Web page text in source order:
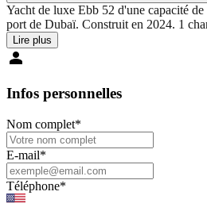
Yacht de luxe Ebb 52 d'une capacité de
port de Dubaï. Construit en 2024. 1
Lire plus
Infos personnelles
Nom complet*
E-mail*
Téléphone*